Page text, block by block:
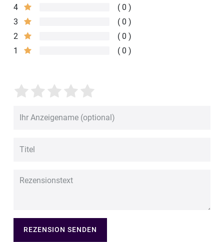
4
0
3
0
2
0
1
0
REZENSION SENDEN